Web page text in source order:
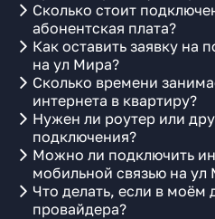
Сколько стоит
абонентская плата?
Как оставить заявку на
на ул Мира?
Сколько времени
интернета в квартиру?
Нужен ли роутер или
подключения?
Можно ли подключить
мобильной связью на ул
Что делать, если в моём
провайдера?